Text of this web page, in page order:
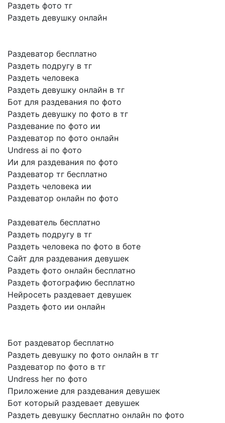
Раздеть фото тг
Раздеть девушку онлайн
Раздеватор бесплатно
Раздеть подругу в тг
Раздеть человека
Раздеть девушку онлайн в тг
Бот для раздевания по фото
Раздеть девушку по фото в тг
Раздевание по фото ии
Раздеватор по фото онлайн
Undress ai по фото
Ии для раздевания по фото
Раздеватор тг бесплатно
Раздеть человека ии
Раздеватор онлайн по фото
Раздеватель бесплатно
Раздеть подругу в тг
Раздеть человека по фото в боте
Сайт для раздевания девушек
Раздеть фото онлайн бесплатно
Раздеть фотографию бесплатно
Нейросеть раздевает девушек
Раздеть фото ии онлайн
Бот раздеватор бесплатно
Раздеть девушку по фото онлайн в тг
Раздеватор по фото в тг
Undress her по фото
Приложение для раздевания девушек
Бот который раздевает девушек
Раздеть девушку бесплатно онлайн по фото